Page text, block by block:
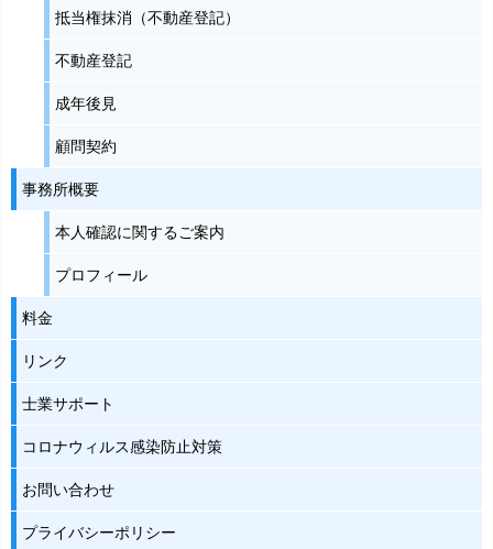
抵当権抹消（不動産登記）
不動産登記
成年後見
顧問契約
事務所概要
本人確認に関するご案内
プロフィール
料金
リンク
士業サポート
コロナウィルス感染防止対策
お問い合わせ
プライバシーポリシー